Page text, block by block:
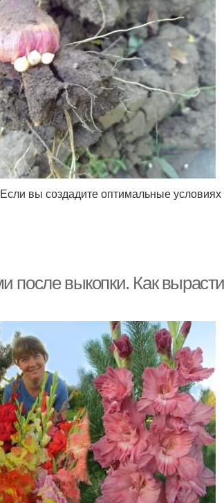
вы создадите оптимальные условиях
после выкопки. Как